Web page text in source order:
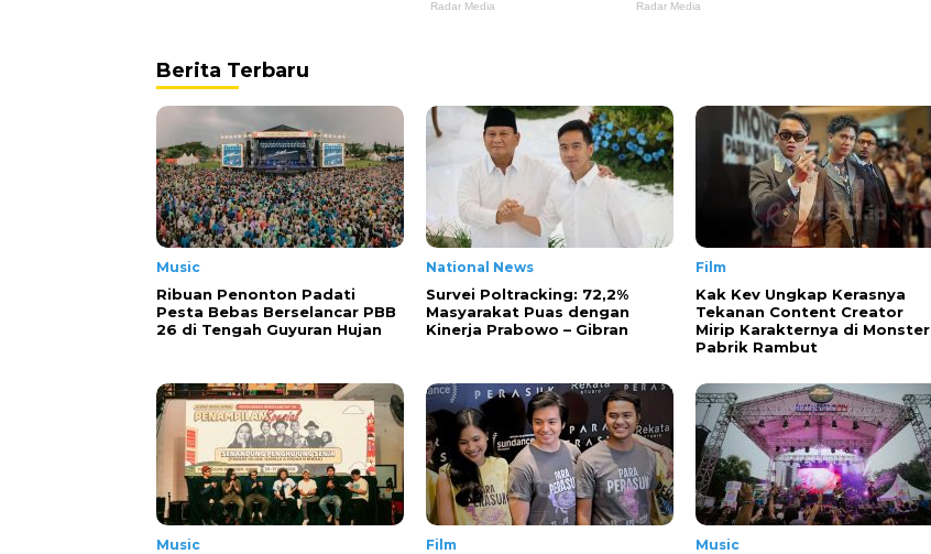
Berita Terbaru
Music
Ribuan Penonton Padati
Pesta Bebas Berselancar PBB
26 di Tengah Guyuran Hujan
National News
Survei Poltracking: 72,2%
Masyarakat Puas dengan
Kinerja Prabowo – Gibran
Film
Kak Kev Ungkap Kerasnya
Tekanan Content Creator
Mirip Karakternya di Monster
Pabrik Rambut
Music Film Music